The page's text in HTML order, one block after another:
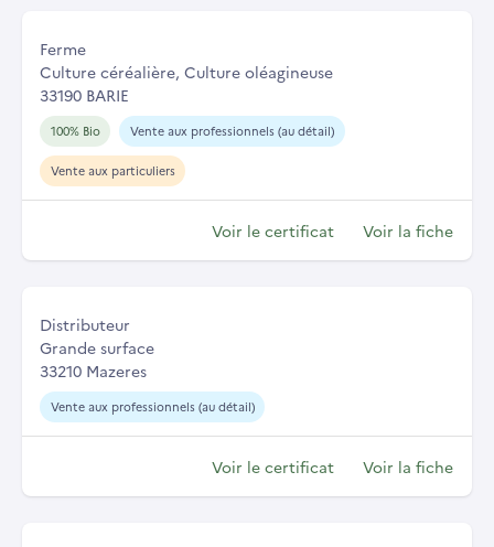
Ferme
Culture céréalière, Culture oléagineuse
33190 BARIE
100% Bio Vente aux professionnels (au détail)
Vente aux particuliers
Voir le certificat Voir la fiche
Distributeur
Grande surface
33210 Mazeres
Vente aux professionnels (au détail)
Voir le certificat Voir la fiche